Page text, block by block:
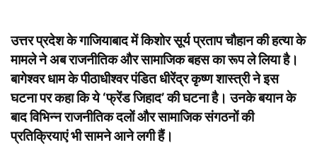
उत्तर प्रदेश के गाजियाबाद में किशोर सूर्य प्रताप चौहान की हत्या के
मामले ने अब राजनीतिक और सामाजिक बहस का रूप ले लिया है।
बागेश्वर धाम के पीठाधीश्वर पंडित धीरेंद्र कृष्ण शास्त्री ने इस
घटना पर कहा कि ये ‘फ्रेंड जिहाद’ की घटना है। उनके बयान के
बाद विभिन्न राजनीतिक दलों और सामाजिक संगठनों की
प्रतिक्रियाएं भी सामने आने लगी हैं।